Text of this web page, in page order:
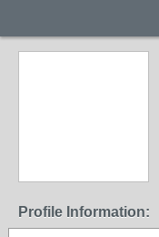
Profile Information: